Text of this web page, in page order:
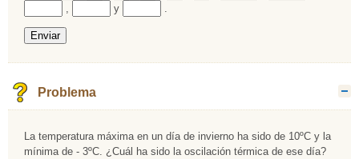
Rellenar huecos (10):
y
Problema
La temperatura máxima en un día de invierno ha sido de 10ºC y la
mínima de - 3ºC. ¿Cuál ha sido la oscilación térmica de ese día?